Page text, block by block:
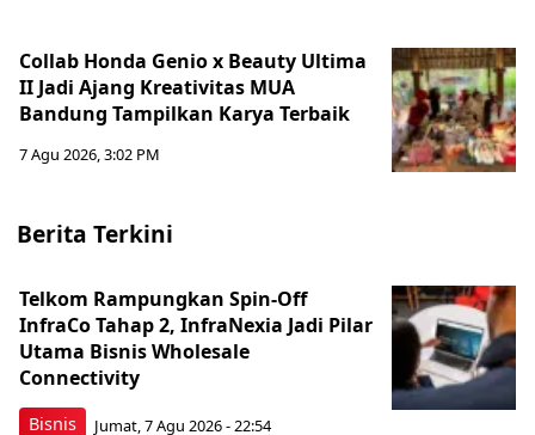
Collab Honda Genio x Beauty Ultima
II Jadi Ajang Kreativitas MUA
Bandung Tampilkan Karya Terbaik
7 Agu 2026, 3:02 PM
Berita Terkini
Bisnis
Telkom Rampungkan Spin-Off
InfraCo Tahap 2, InfraNexia Jadi Pilar
Utama Bisnis Wholesale
Connectivity
Jumat, 7 Agu 2026 - 22:54